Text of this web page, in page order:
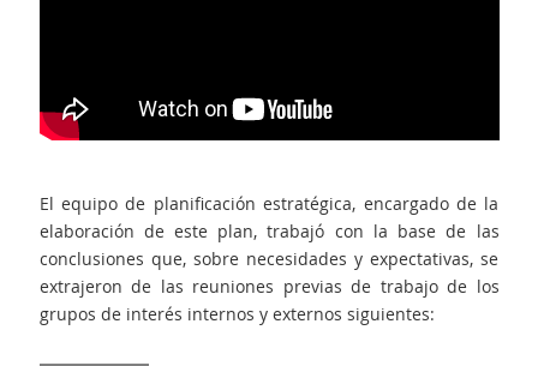
El equipo de planificación estratégica, encargado de la
elaboración de este plan, trabajó con la base de las
conclusiones que, sobre necesidades y expectativas, se
extrajeron de las reuniones previas de trabajo de los
grupos de interés internos y externos siguientes: